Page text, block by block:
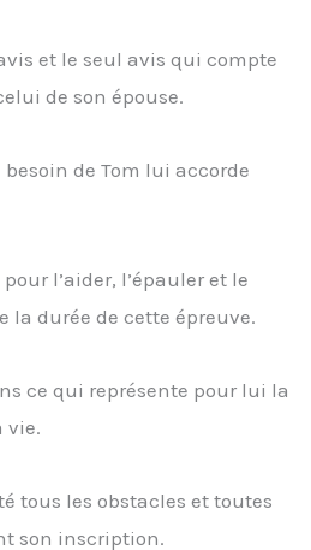
et le seul avis qui compte
de son épouse.
de Tom lui accorde
l’aider, l’épauler et le
la durée de cette épreuve.
ce qui représente pour lui la
vie.
tous les obstacles et toutes
son inscription.